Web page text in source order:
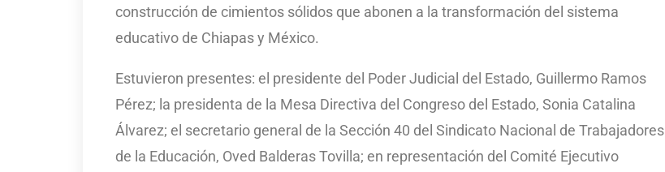
construcción de cimientos sólidos que abonen a la transformación del sistema
educativo de Chiapas y México.
Estuvieron presentes: el presidente del Poder Judicial del Estado, Guillermo Ramos
Pérez; la presidenta de la Mesa Directiva del Congreso del Estado, Sonia Catalina
Álvarez; el secretario general de la Sección 40 del Sindicato Nacional de Trabajadores
de la Educación, Oved Balderas Tovilla; en representación del Comité Ejecutivo